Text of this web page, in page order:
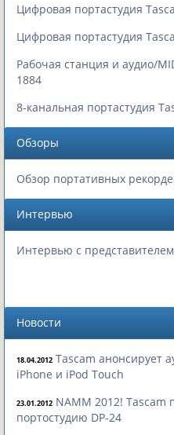
Цифровая портастудия
Цифровая портастудия
Рабочая станция и аудио/
1884
8-канальная портастудия
Обзоры
Обзор портативных
Интервью
Интервью с
Новости
18.04.2012 Tascam анонсирует
iPhone и iPod Touch
23.01.2012 NAMM 2012! Tascam
портостудию DP-24